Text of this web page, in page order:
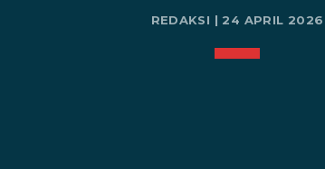
REDAKSI | 24 APRIL 2026